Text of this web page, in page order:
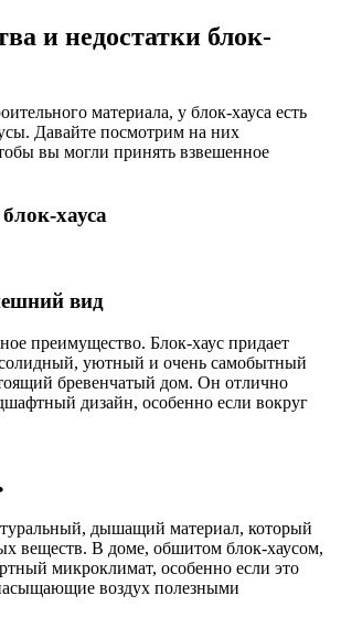
и недостатки блок-
материала, у блок-хауса есть
Давайте посмотрим на них
вы могли принять взвешенное
хауса
вид
преимущество. Блок-хаус придает
уютный и очень самобытный
бревенчатый дом. Он отлично
дизайн, особенно если вокруг
дышащий материал, который
веществ. В доме, обшитом блок-хаусом,
микроклимат, особенно если это
воздух полезными